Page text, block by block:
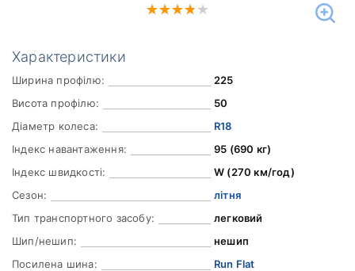
Характеристики
Ширина профілю:
225
Висота профілю:
50
Діаметр колеса:
R18
Індекс навантаження:
95 (690 кг)
Індекс швидкості:
W (270 км/год)
Сезон:
літня
Тип транспортного засобу:
легковий
Шип/нешип:
нешип
Посилена шина:
Run Flat